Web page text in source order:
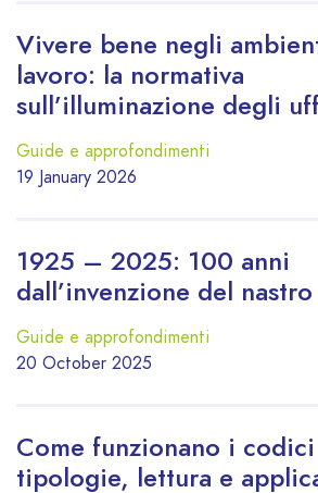
Vivere bene negli
lavoro: la normativa
sull’illuminazione degli
Guide e approfondimenti
19 January 2026
1925 – 2025: 100 anni
dall’invenzione del
Guide e approfondimenti
20 October 2025
Come funzionano i
tipologie, lettura e